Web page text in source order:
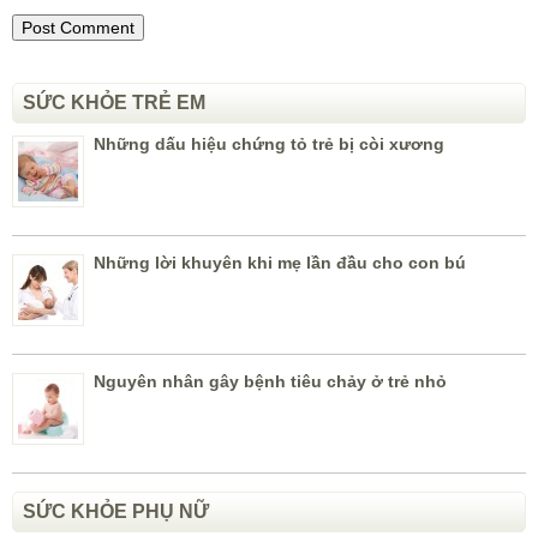
SỨC KHỎE TRẺ EM
Những dấu hiệu chứng tỏ trẻ bị còi xương
Những lời khuyên khi mẹ lần đầu cho con bú
Nguyên nhân gây bệnh tiêu chảy ở trẻ nhỏ
SỨC KHỎE PHỤ NỮ